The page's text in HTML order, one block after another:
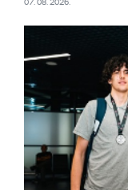
07. 08. 2026.